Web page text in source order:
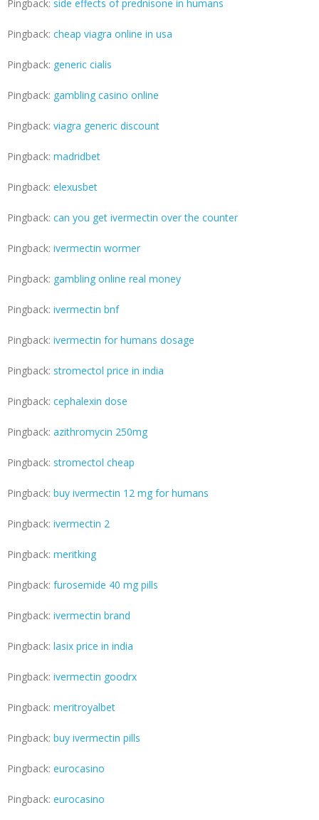
Pingback: side effects of prednisone in humans
Pingback: cheap viagra online in usa
Pingback: generic cialis
Pingback: gambling casino online
Pingback: viagra generic discount
Pingback: madridbet
Pingback: elexusbet
Pingback: can you get ivermectin over the counter
Pingback: ivermectin wormer
Pingback: gambling online real money
Pingback: ivermectin bnf
Pingback: ivermectin for humans dosage
Pingback: stromectol price in india
Pingback: cephalexin dose
Pingback: azithromycin 250mg
Pingback: stromectol cheap
Pingback: buy ivermectin 12 mg for humans
Pingback: ivermectin 2
Pingback: meritking
Pingback: furosemide 40 mg pills
Pingback: ivermectin brand
Pingback: lasix price in india
Pingback: ivermectin goodrx
Pingback: meritroyalbet
Pingback: buy ivermectin pills
Pingback: eurocasino
Pingback: eurocasino